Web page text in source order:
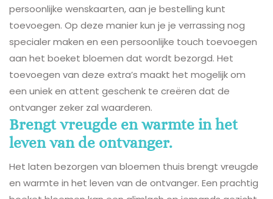
persoonlijke wenskaarten, aan je bestelling kunt
toevoegen. Op deze manier kun je je verrassing nog
specialer maken en een persoonlijke touch toevoegen
aan het boeket bloemen dat wordt bezorgd. Het
toevoegen van deze extra’s maakt het mogelijk om
een uniek en attent geschenk te creëren dat de
ontvanger zeker zal waarderen.
Brengt vreugde en warmte in het
leven van de ontvanger.
Het laten bezorgen van bloemen thuis brengt vreugde
en warmte in het leven van de ontvanger. Een prachtig